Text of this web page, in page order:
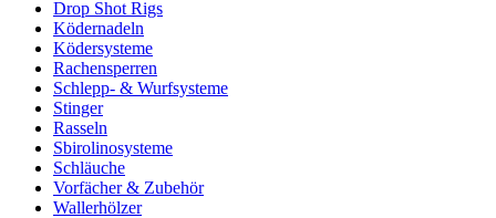
Drop Shot Rigs
Ködernadeln
Ködersysteme
Rachensperren
Schlepp- & Wurfsysteme
Stinger
Rasseln
Sbirolinosysteme
Schläuche
Vorfächer & Zubehör
Wallerhölzer